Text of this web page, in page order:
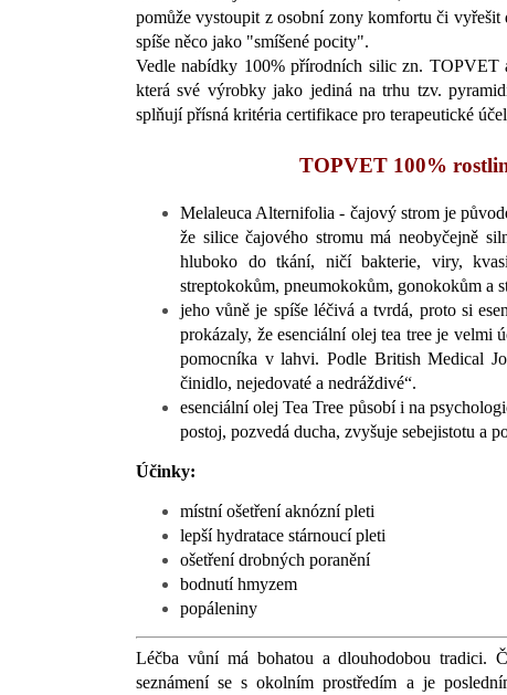
pomůže vystoupit z osobní zony komfortu či
spíše něco jako "smíšené pocity".
Vedle nabídky 100% přírodních silic zn.
která své výrobky jako jediná na trhu tzv.
splňují přísná kritéria certifikace pro terapeutické
TOPVET 100%
Melaleuca Alternifolia - čajový strom je
že silice čajového stromu má neobyčejně
hluboko do tkání, ničí bakterie, viry,
streptokokům, pneumokokům, gonokokům a
jeho vůně je spíše léčivá a tvrdá, proto si
prokázaly, že esenciální olej tea tree je velmi
pomocníka v lahvi. Podle British Medical
činidlo, nejedovaté a nedráždivé“.
esenciální olej Tea Tree působí i na
postoj, pozvedá ducha, zvyšuje sebejistotu a
Účinky:
místní ošetření aknózní pleti
lepší hydratace stárnoucí pleti
ošetření drobných poranění
bodnutí hmyzem
popáleniny
Léčba vůní má bohatou a dlouhodobou tradici.
seznámení se s okolním prostředím a je